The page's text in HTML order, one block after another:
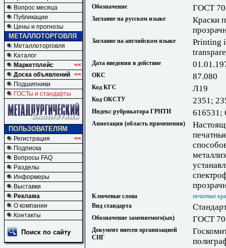
Вопрос месяца
Публикации
Цены и прогнозы
МЕТАЛЛОТОРГОВЛЯ
Металлоторговля
Каталог
Маркетплейс
<<
Доска объявлений <<
Подшипники
ГОСТы и стандарты
ПОЛЬЗОВАТЕЛЯМ
Регистрация
<<
Подписка
Вопросы FAQ
Разделы
Информеры
Выставки
Реклама
О компании
Контакты
Поиск по сайту
Обозначение ГОСТ
Заглавие на русском языке
Краски
Заглавие на английском языке
Printing
Дата введения в действие
ОКС 87.080
Код КГС Л19
Код ОКСТУ 2351;
Индекс рубрикатора ГРНТИ 616531;
Аннотация (область применения)
Ключевые слова
печатные
Вид стандарта
Обозначение заменяемого(ых) ГОСТ
Документ внесен организацией
СНГ